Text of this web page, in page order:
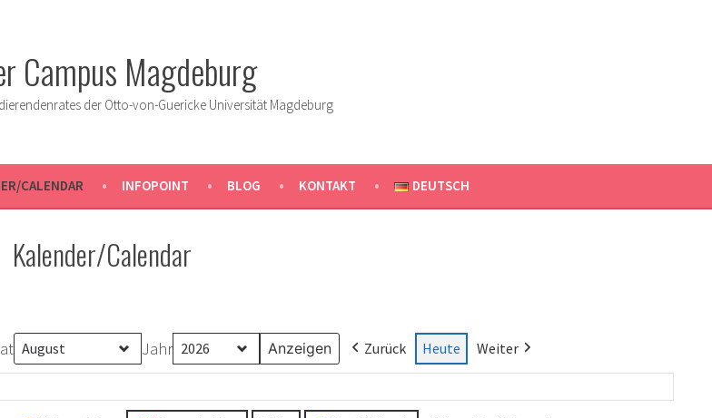
Campus Magdeburg
der Otto-von-Guericke Universität Magdeburg
CALENDAR INFOPOINT BLOG KONTAKT DEUTSCH
Kalender/Calendar
Jahr Zurück Heute Weiter